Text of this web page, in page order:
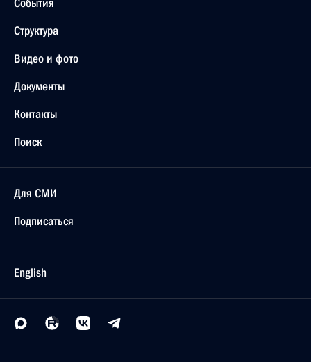
События
Структура
Видео и фото
Документы
Контакты
Поиск
Для СМИ
Подписаться
English